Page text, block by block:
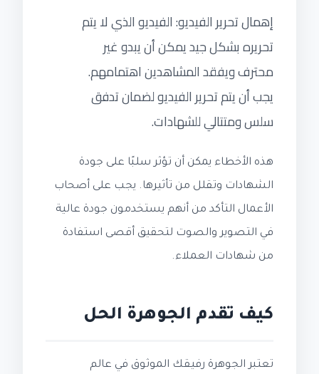
إهمال تحرير الفيديو: الفيديو الذي لا يتم
تحريره بشكل جيد يمكن أن يبدو غير
محترف ويفقد المشاهدين اهتمامهم.
يجب أن يتم تحرير الفيديو لضمان تدفق
سلس ومتتالي للشهادات.
هذه الأخطاء يمكن أن تؤثر سلبًا على جودة
الشهادات وتقلل من تأثيرها. يجب على أصحاب
الأعمال التأكد من أنهم يستخدمون جودة عالية
في التصوير والصوت لتحقيق أقصى استفادة
من شهادات العملاء.
كيف تقدم الجوهرة الحل
تعتبر الجوهرة رفيقك الموثوق في عالم